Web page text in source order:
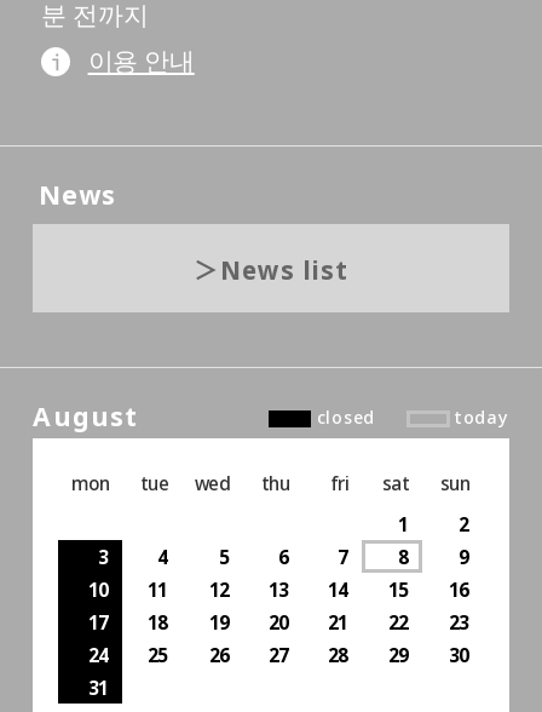
분 전까지
이용 안내
News
News list
August closed today
mon tue wed thu fri sat
sun
1
2
3
4 5 6 7 8
9
10
11 12 13 14 15
16
17
18 19 20 21 22
23
24
25 26 27 28 29
30
31